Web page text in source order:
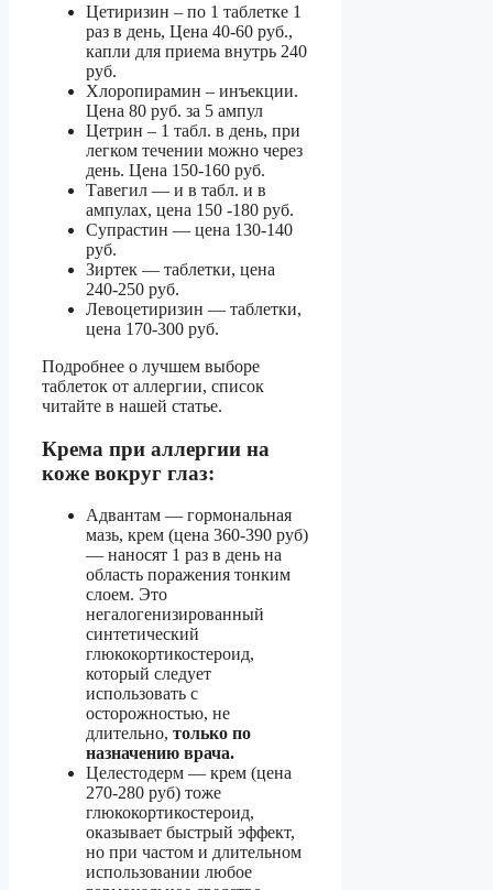
Цетиризин – по 1 таблетке 1
раз в день, Цена 40-60 руб.,
капли для приема внутрь 240
руб.
Хлоропирамин – инъекции.
Цена 80 руб. за 5 ампул
Цетрин – 1 табл. в день, при
легком течении можно через
день. Цена 150-160 руб.
Тавегил — и в табл. и в
ампулах, цена 150 -180 руб.
Супрастин — цена 130-140
руб.
Зиртек — таблетки, цена
240-250 руб.
Левоцетиризин — таблетки,
цена 170-300 руб.
Подробнее о лучшем выборе
таблеток от аллергии, список
читайте в нашей статье.
Крема при аллергии на
коже вокруг глаз:
Адвантам — гормональная
мазь, крем (цена 360-390 руб)
— наносят 1 раз в день на
область поражения тонким
слоем. Это
негалогенизированный
синтетический
глюкокортикостероид,
который следует
использовать с
осторожностью, не
длительно, только по
назначению врача.
Целестодерм — крем (цена
270-280 руб) тоже
глюкокортикостероид,
оказывает быстрый эффект,
но при частом и длительном
использовании любое